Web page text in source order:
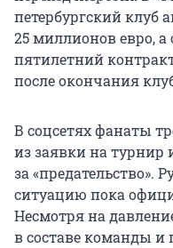
петербургский клуб
25 миллионов евро,
пятилетний
после окончания
В соцсетях фанаты
из заявки на турнир
за «предательство».
ситуацию пока
Несмотря на
в составе команды и